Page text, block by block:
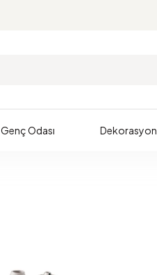
Genç Odası Dekorasyon